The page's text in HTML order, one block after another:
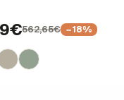
562,65€ −18%